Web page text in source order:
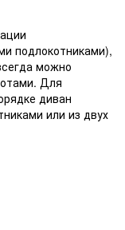
подлокотниками),
можно
Для
диван
или из двух